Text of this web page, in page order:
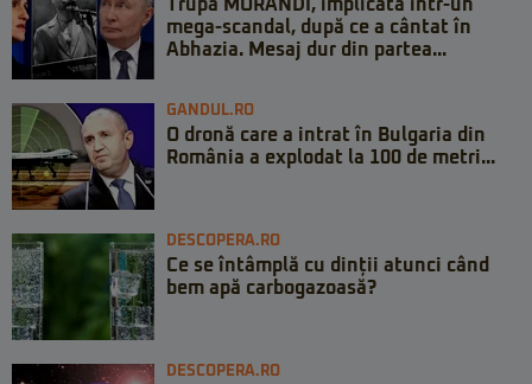
Trupa MORANDI, implicată într-un
mega-scandal, după ce a cântat în
Abhazia. Mesaj dur din partea...
GANDUL.RO
O dronă care a intrat în Bulgaria din
România a explodat la 100 de metri...
DESCOPERA.RO
Ce se întâmplă cu dinții atunci când
bem apă carbogazoasă?
DESCOPERA.RO